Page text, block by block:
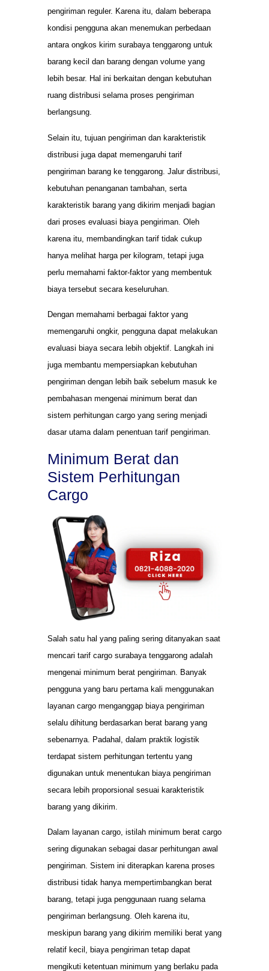
pengiriman reguler. Karena itu, dalam beberapa
kondisi pengguna akan menemukan perbedaan
antara ongkos kirim surabaya tenggarong untuk
barang kecil dan barang dengan volume yang
lebih besar. Hal ini berkaitan dengan kebutuhan
ruang distribusi selama proses pengiriman
berlangsung.
Selain itu, tujuan pengiriman dan karakteristik
distribusi juga dapat memengaruhi tarif
pengiriman barang ke tenggarong. Jalur distribusi,
kebutuhan penanganan tambahan, serta
karakteristik barang yang dikirim menjadi bagian
dari proses evaluasi biaya pengiriman. Oleh
karena itu, membandingkan tarif tidak cukup
hanya melihat harga per kilogram, tetapi juga
perlu memahami faktor-faktor yang membentuk
biaya tersebut secara keseluruhan.
Dengan memahami berbagai faktor yang
memengaruhi ongkir, pengguna dapat melakukan
evaluasi biaya secara lebih objektif. Langkah ini
juga membantu mempersiapkan kebutuhan
pengiriman dengan lebih baik sebelum masuk ke
pembahasan mengenai minimum berat dan
sistem perhitungan cargo yang sering menjadi
dasar utama dalam penentuan tarif pengiriman.
Minimum Berat dan
Sistem Perhitungan
Cargo
Salah satu hal yang paling sering ditanyakan saat
mencari tarif cargo surabaya tenggarong adalah
mengenai minimum berat pengiriman. Banyak
pengguna yang baru pertama kali menggunakan
layanan cargo menganggap biaya pengiriman
selalu dihitung berdasarkan berat barang yang
sebenarnya. Padahal, dalam praktik logistik
terdapat sistem perhitungan tertentu yang
digunakan untuk menentukan biaya pengiriman
secara lebih proporsional sesuai karakteristik
barang yang dikirim.
Dalam layanan cargo, istilah minimum berat cargo
sering digunakan sebagai dasar perhitungan awal
pengiriman. Sistem ini diterapkan karena proses
distribusi tidak hanya mempertimbangkan berat
barang, tetapi juga penggunaan ruang selama
pengiriman berlangsung. Oleh karena itu,
meskipun barang yang dikirim memiliki berat yang
relatif kecil, biaya pengiriman tetap dapat
mengikuti ketentuan minimum yang berlaku pada